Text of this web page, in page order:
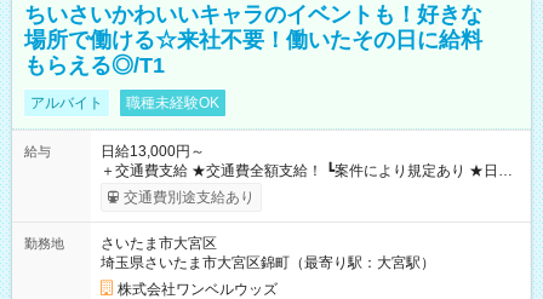
ちいさいかわいいキャラのイベントも！好きな
場所で働ける☆来社不要！働いたその日に給料
もらえる◎/T1
アルバイト 職種未経験OK
給与
日給13,000円～
＋交通費支給 ★交通費全額支給！ ┗案件により規定あり ★日払
いOK！（規定あり） ┗働いたその日に現金GET♪ お仕事後はコ
ンビニATMから 日払い分を引き落とせます！ 【試用期間】試
交通費別途支給あり
勤務地
さいたま市大宮区
埼玉県さいたま市大宮区錦町（最寄り駅：大宮駅）
株式会社ワンベルウッズ